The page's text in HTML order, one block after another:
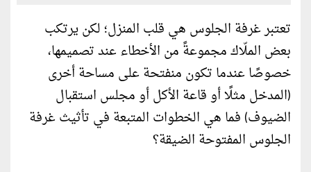
تعتبر غرفة الجلوس هي قلب المنزل؛ لكن يرتكب
بعض الملّاك مجموعةً من الأخطاء عند تصميمها،
خصوصًا عندما تكون منفتحة على مساحة أخرى
(المدخل مثلًا أو قاعة الأكل أو مجلس استقبال
الضيوف) فما هي الخطوات المتبعة في تأثيث غرفة
الجلوس المفتوحة الضيقة؟